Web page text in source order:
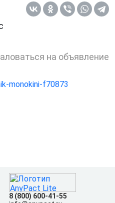
на объявление
monokini-f70873
8 (800) 600-41-55